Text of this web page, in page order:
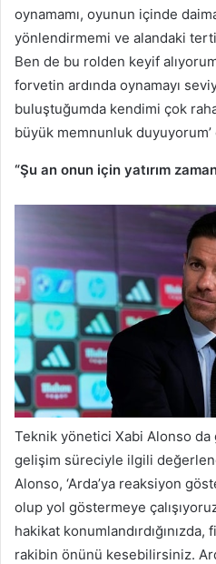
oynamamı, oyunun içinde
yönlendirmemi ve alandaki
Ben de bu rolden keyif
forvetin ardında oynamayı
buluştuğumda kendimi çok
büyük memnunluk duyuyorum’
“Şu an onun için yatırım
Teknik yönetici Xabi Alonso da
gelişim süreciyle ilgili
Alonso, ‘Arda’ya reaksiyon
olup yol göstermeye
hakikat
rakibin önünü kesebilirsiniz.